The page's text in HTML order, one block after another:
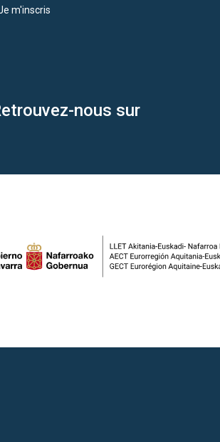
m'inscris
nous sur